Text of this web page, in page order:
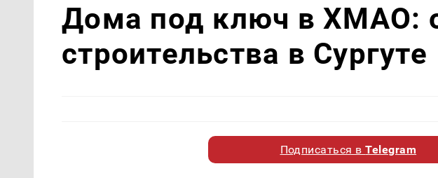
Дома под ключ в ХМАО:
строительства в Сургуте
Подписаться вTelegram